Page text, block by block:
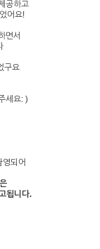
공하고
어요!
면서
구요
세요: )
되어
됩니다.